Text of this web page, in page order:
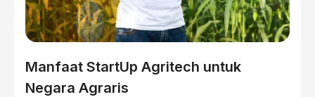
Manfaat StartUp Agritech untuk
Negara Agraris